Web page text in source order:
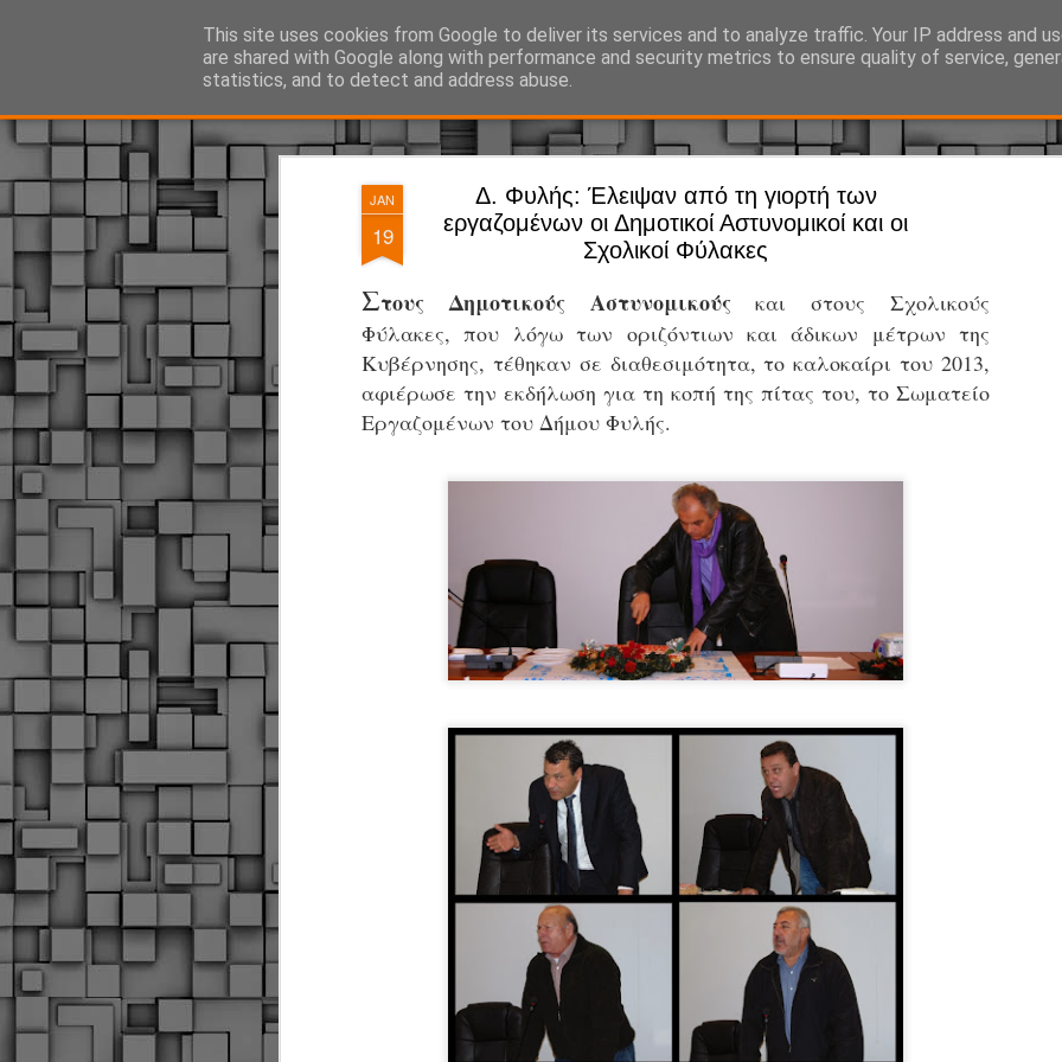
JAN
19
Δ. Φυλής: Έλειψαν από τη γιορτή των
εργαζομένων οι Δημοτικοί Αστυνομικοί και οι
Σχολικοί Φύλακες
Στους Δημοτικούς Αστυνομικούς και στους Σχολικούς
Φύλακες, που λόγω των οριζόντιων και άδικων μέτρων της
Κυβέρνησης, τέθηκαν σε διαθεσιμότητα, το καλοκαίρι του 2013,
αφιέρωσε την εκδήλωση για τη κοπή της πίτας του, το Σωματείο
Εργαζομένων του Δήμου Φυλής.
This site uses cookies from Google to deliver its services and to analyze traffic. Your IP address and
are shared with Google along with performance and security metrics to ensure quality of service,
statistics, and to detect and address abuse.
ΔΗΜΟΤΙΚΗ ΑΣΤΥΝΟΜΙΑ, τα νέα! Ό, τι συμβαίνει γύρω από τη Δημοτική Αστυνομία, την τοπική
Ξεκινά επίσημα η
Η Δημοτική Αστυνομία
καθώς από την 1η
χώρους.
Στο πλαίσιο της
ολοκαίνουργια
τις περιπολίες και τις
JUN JUN
Απολογισμός των
ελέγχων σε ιδιοκτήτες
Δημοτική Αστυνομία
Θεσσαλονίκης: Ένταση